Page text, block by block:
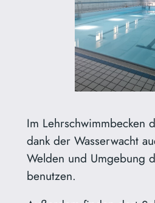
Im Lehrschwimmbecken
dank der Wasserwacht
Welden und Umgebung
benutzen.